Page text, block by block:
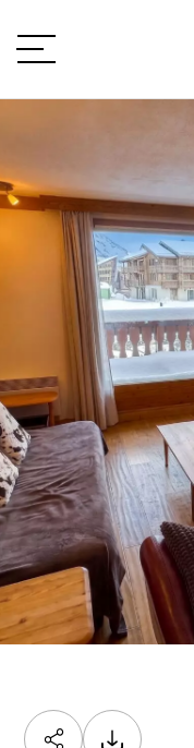
TYPE
type de
Min
PIÈCES
min / max
Min
min / max
Min